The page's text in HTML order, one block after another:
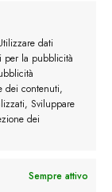
dati
per la pubblicità
dei contenuti,
Sviluppare
dei
Sempre attivo